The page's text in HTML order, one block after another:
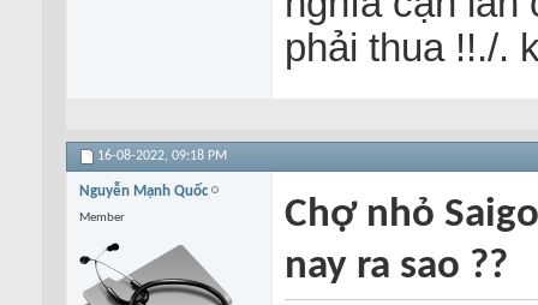
phải thua !!./.
16-08-2022, 09:18 PM
Nguyễn Mạnh Quốc
Member
Chợ nhỏ
nay ra sao ??